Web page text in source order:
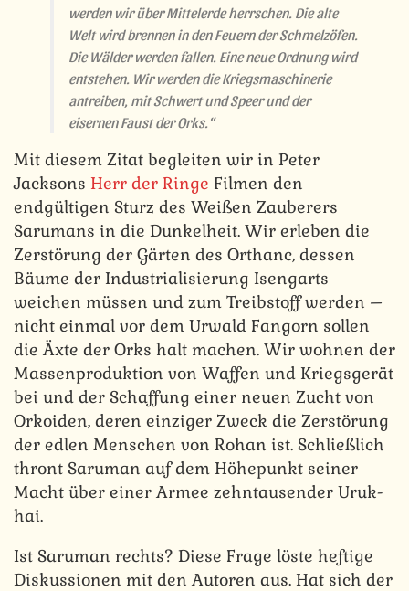
werden wir über Mittelerde herrschen. Die alte
Welt wird brennen in den Feuern der Schmelzöfen.
Die Wälder werden fallen. Eine neue Ordnung wird
entstehen. Wir werden die Kriegsmaschinerie
antreiben, mit Schwert und Speer und der
eisernen Faust der Orks.“
Mit diesem Zitat begleiten wir in Peter
Jacksons Herr der Ringe Filmen den
endgültigen Sturz des Weißen Zauberers
Sarumans in die Dunkelheit. Wir erleben die
Zerstörung der Gärten des Orthanc, dessen
Bäume der Industrialisierung Isengarts
weichen müssen und zum Treibstoff werden –
nicht einmal vor dem Urwald Fangorn sollen
die Äxte der Orks halt machen. Wir wohnen der
Massenproduktion von Waffen und Kriegsgerät
bei und der Schaffung einer neuen Zucht von
Orkoiden, deren einziger Zweck die Zerstörung
der edlen Menschen von Rohan ist. Schließlich
thront Saruman auf dem Höhepunkt seiner
Macht über einer Armee zehntausender Uruk-
hai.
Ist Saruman rechts? Diese Frage löste heftige
Diskussionen mit den Autoren aus. Hat sich der